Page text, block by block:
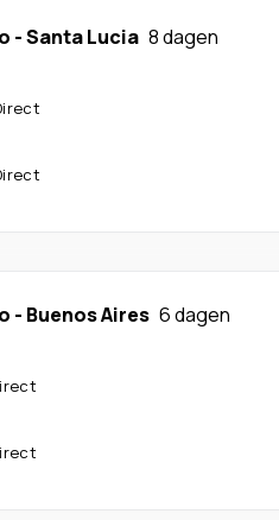
-Santa Lucia 8 dagen
- Buenos Aires 6 dagen